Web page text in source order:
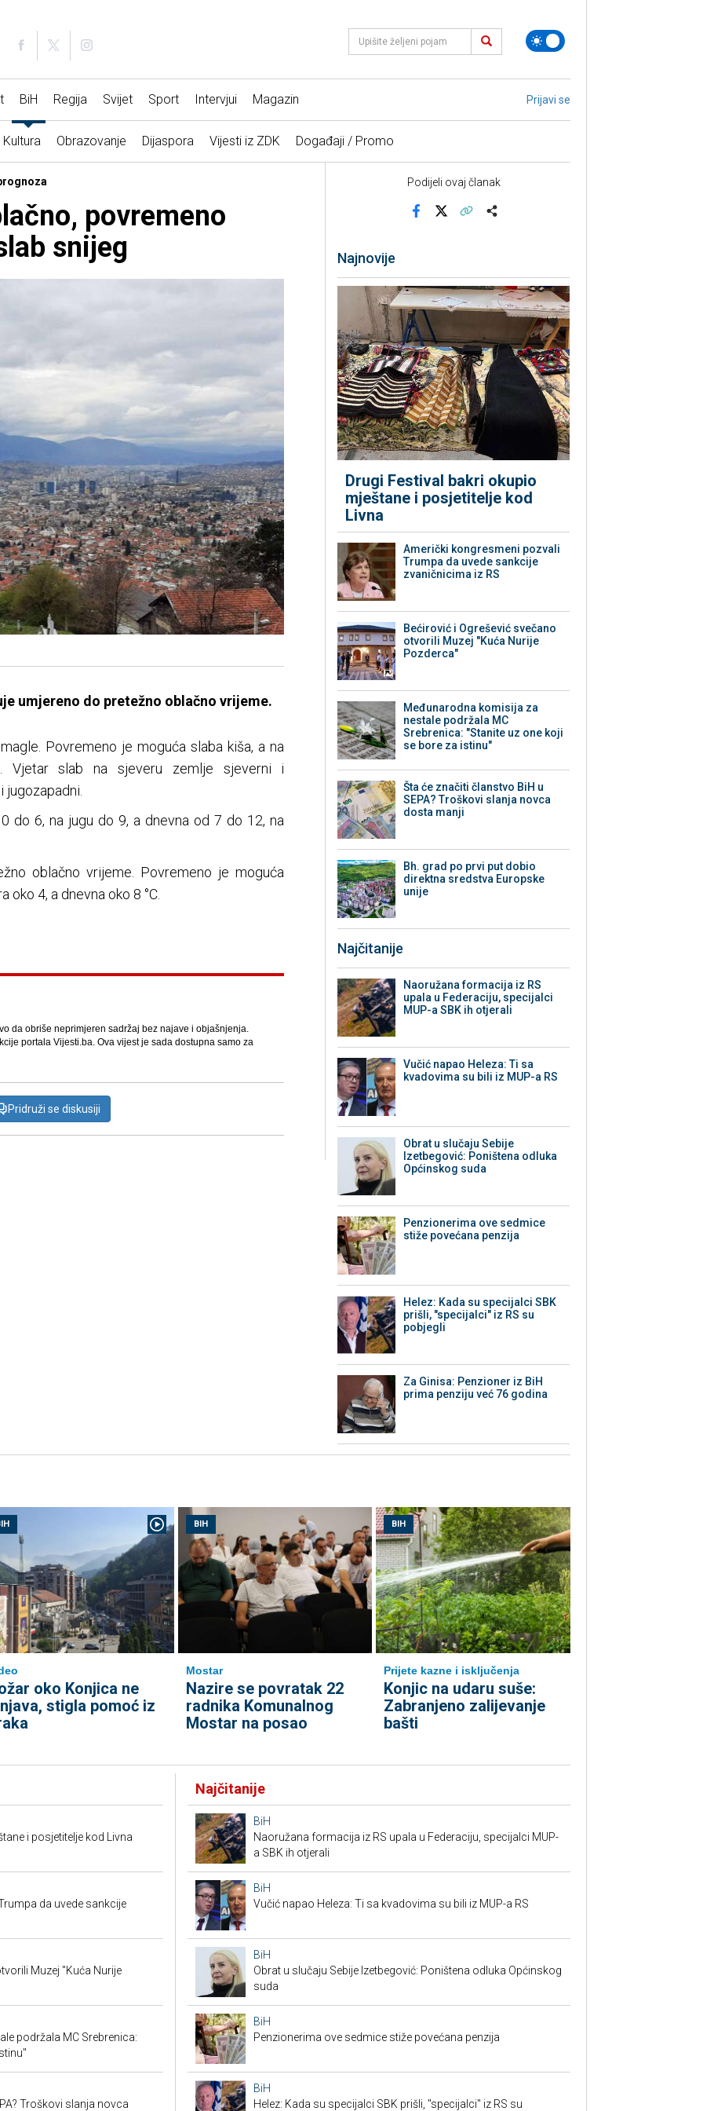
BiH Regija Svijet Sport Intervjui Magazin Prijavi se
Kultura Obrazovanje Dijaspora Vijesti iz ZDK Događaji / Promo
povremeno
snijeg
umjereno do pretežno oblačno vrijeme.
Povremeno je moguća slaba kiša, a na
Vjetar slab na sjeveru zemlje sjeverni i
jugozapadni.
do 6, na jugu do 9, a dnevna od 7 do 12, na
oblačno vrijeme. Povremeno je moguća
oko 4, a dnevna oko 8 °C.
da obriše neprimjeren sadržaj bez najave i objašnjenja.
portala Vijesti.ba. Ova vijest je sada dostupna samo za
Pridruži se diskusiji
Podijeli ovaj članak
Najnovije
Drugi Festival bakri okupio
mještane i posjetitelje kod
Livna
Američki kongresmeni pozvali
Trumpa da uvede sankcije
zvaničnicima iz RS
Bećirović i Ogrešević svečano
otvorili Muzej "Kuća Nurije
Pozderca"
Međunarodna komisija za
nestale podržala MC
Srebrenica: "Stanite uz one koji
se bore za istinu"
Šta će značiti članstvo BiH u
SEPA? Troškovi slanja novca
dosta manji
Bh. grad po prvi put dobio
direktna sredstva Europske
unije
Najčitanije
Naoružana formacija iz RS
upala u Federaciju, specijalci
MUP-a SBK ih otjerali
Vučić napao Heleza: Ti sa
kvadovima su bili iz MUP-a RS
Obrat u slučaju Sebije
Izetbegović: Poništena odluka
Općinskog suda
Penzionerima ove sedmice
stiže povećana penzija
Helez: Kada su specijalci SBK
prišli, "specijalci" iz RS su
pobjegli
Za Ginisa: Penzioner iz BiH
prima penziju već 76 godina
oko Konjica ne
stigla pomoć iz
BIH
Mostar
Nazire se povratak 22
radnika Komunalnog
Mostar na posao
BIH
Prijete kazne i isključenja
Konjic na udaru suše:
Zabranjeno zalijevanje
bašti
i posjetitelje kod Livna
da uvede sankcije
Muzej "Kuća Nurije
podržala MC Srebrenica:
Troškovi slanja novca
Najčitanije
BiH
Naoružana formacija iz RS upala u Federaciju, specijalci MUP-
a SBK ih otjerali
BiH
Vučić napao Heleza: Ti sa kvadovima su bili iz MUP-a RS
BiH
Obrat u slučaju Sebije Izetbegović: Poništena odluka Općinskog
suda
BiH
Penzionerima ove sedmice stiže povećana penzija
BiH
Helez: Kada su specijalci SBK prišli, "specijalci" iz RS su